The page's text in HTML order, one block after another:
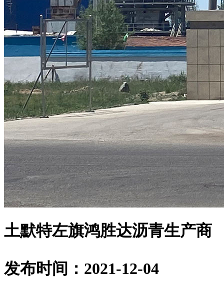
土默特左旗鸿胜达沥青生产商
发布时间：2021-12-04